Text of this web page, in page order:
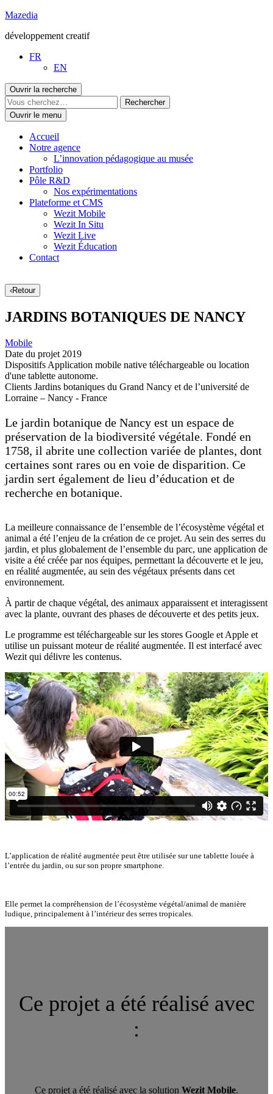
Aller
contenu
Mazedia
développement creatif
FR
EN
Ouvrir la recherche
Ouvrir le menu
Accueil
Notre agence
L’innovation pédagogique au musée
Portfolio
Pôle R&D
Nos expérimentations
Plateforme et CMS
Wezit Mobile
Wezit In Situ
Wezit Live
Wezit Éducation
Contact
‹Retour
JARDINS BOTANIQUES DE NANCY
Mobile
Date du projet 2019
Dispositifs Application mobile native téléchargeable ou location
d'une tablette autonome.
Clients Jardins botaniques du Grand Nancy et de l’université de
Lorraine – Nancy - France
Le jardin botanique de Nancy est un espace de
préservation de la biodiversité végétale. Fondé en
1758, il abrite une collection variée de plantes, dont
certaines sont rares ou en voie de disparition. Ce
jardin sert également de lieu d’éducation et de
recherche en botanique.
La meilleure connaissance de l’ensemble de l’écosystème végétal et
animal a été l’enjeu de la création de ce projet. Au sein des serres du
jardin, et plus globalement de l’ensemble du parc, une application de
visite a été créée par nos équipes, permettant la découverte et le jeu,
en réalité augmentée, au sein des végétaux présents dans cet
environnement.
À partir de chaque végétal, des animaux apparaissent et interagissent
avec la plante, ouvrant des phases de découverte et des petits jeux.
Le programme est téléchargeable sur les stores Google et Apple et
utilise un puissant moteur de réalité augmentée. Il est interfacé avec
Wezit qui délivre les contenus.
L’application de réalité augmentée peut être utilisée sur une tablette louée à
l’entrée du jardin, ou sur son propre smartphone.
Elle permet la compréhension de l’écosystème végétal/animal de manière
ludique, principalement à l’intérieur des serres tropicales.
Ce projet a été réalisé avec
:
Ce projet a été réalisé avec la solution Wezit Mobile.